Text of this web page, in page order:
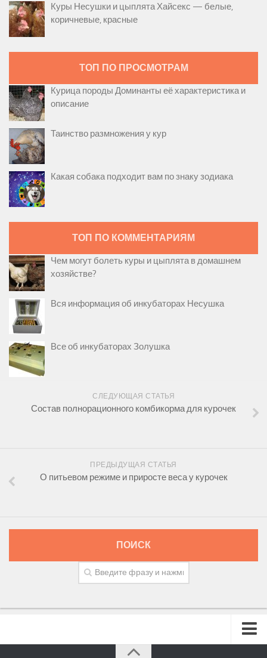
Куры Несушки и цыплята Хайсекс — белые,
коричневые, красные
ТОП ПО ПРОСМОТРАМ
Курица породы Доминанты её характеристика и
описание
Таинство размножения у кур
Какая собака подходит вам по знаку зодиака
ТОП ПО КОММЕНТАРИЯМ
Чем могут болеть куры и цыплята в домашнем
хозяйстве?
Вся информация об инкубаторах Несушка
Все об инкубаторах Золушка
СЛЕДУЮЩАЯ СТАТЬЯ
Состав полнорационного комбикорма для курочек
ПРЕДЫДУЩАЯ СТАТЬЯ
О питьевом режиме и приросте веса у курочек
ПОИСК